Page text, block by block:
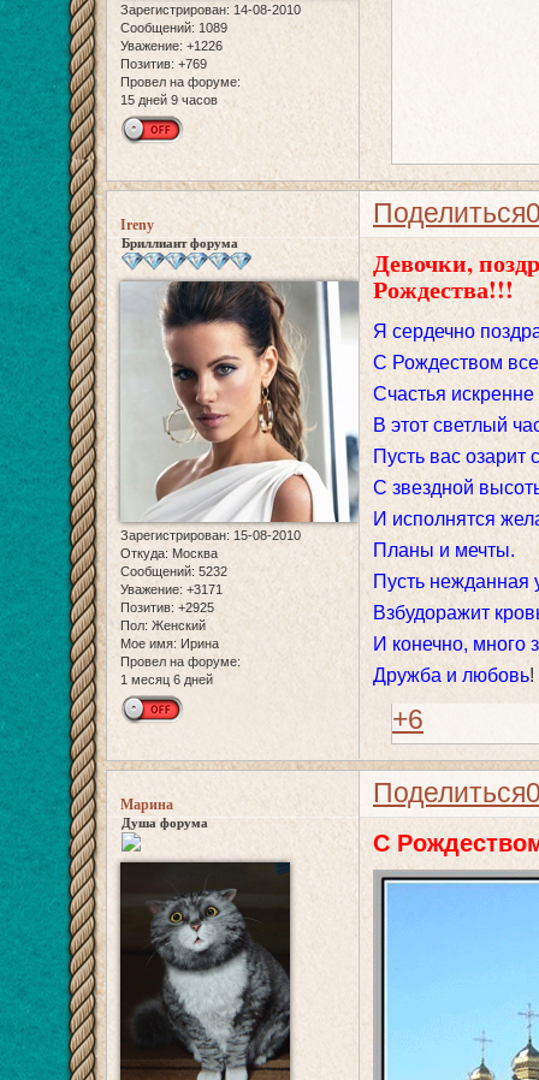
Зарегистрирован: 14-08-2010
Сообщений: 1089
Уважение: +1226
Позитив: +769
Провел на форуме:
15 дней 9 часов
Поделиться
Ireny
Бриллиант форума
Зарегистрирован: 15-08-2010
Откуда: Москва
Сообщений: 5232
Уважение: +3171
Позитив: +2925
Пол: Женский
Мое имя: Ирина
Провел на форуме:
1 месяц 6 дней
Девочки,
Рождества!!!
Я сердечно
С Рождеством
Счастья
В этот светлый
Пусть вас озарит
С звездной
И исполнятся
Планы и мечты.
Пусть нежданная
Взбудоражит
И конечно, много
Дружба и любовь!
+6
Поделиться
Марина
Душа форума
С